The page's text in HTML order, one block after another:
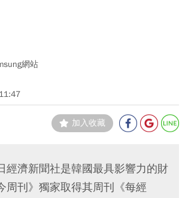
網站
加入收藏
經濟新聞社是韓國最具影響力的財
周刊》獨家取得其周刊《每經